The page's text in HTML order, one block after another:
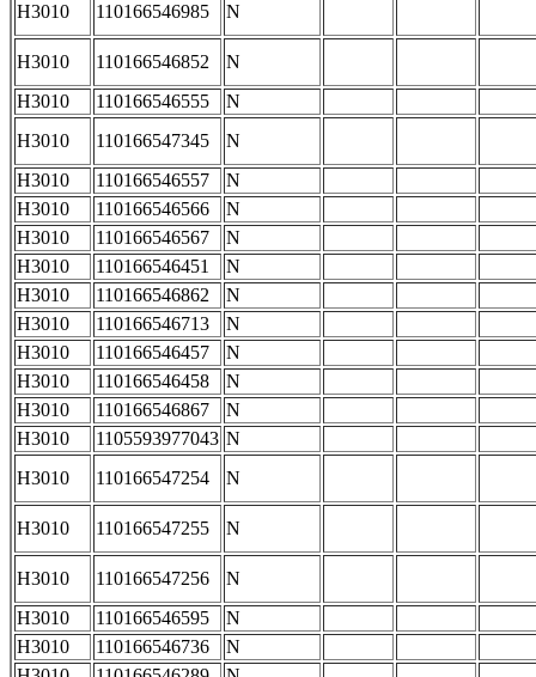
H3010 110166546985 N
H3010 110166546852
N
H3010
110166546555
N
H3010
110166547345
N
H3010
110166546557
N
H3010
110166546566
N
H3010
110166546567
N
H3010
110166546451
N
H3010
110166546862
N
H3010
110166546713
N
H3010
110166546457
N
H3010
110166546458
N
H3010
110166546867
N
H3010
1105593977043 N
H3010
110166547254 N
H3010 110166547255 N
H3010 110166547256
N
H3010
110166546595
N
H3010
110166546736
N